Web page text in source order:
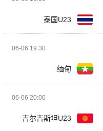
泰国U23
06-06 19:30
缅甸
06-06 20:00
吉尔吉斯坦U23